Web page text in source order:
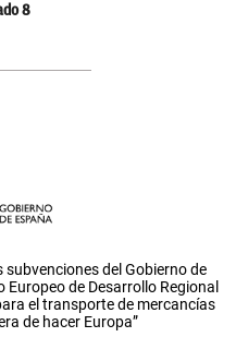
8
del Gobierno de
de Desarrollo Regional
el transporte de mercancías
de hacer Europa”